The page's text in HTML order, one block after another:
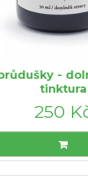
-
tinktura
250